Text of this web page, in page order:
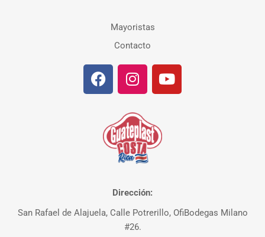
Mayoristas
Contacto
Dirección:
San Rafael de Alajuela, Calle Potrerillo, OfiBodegas Milano
#26.